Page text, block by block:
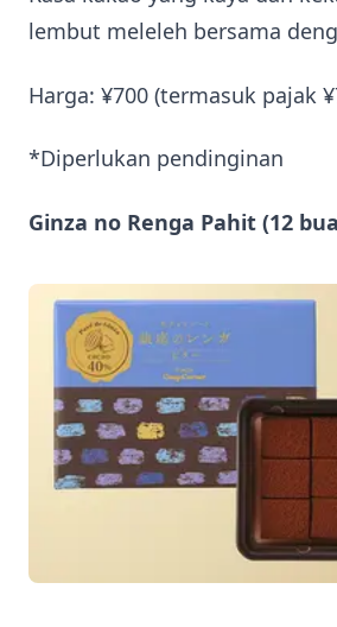
lembut meleleh bersama
Harga: ¥700 (termasuk pajak
*Diperlukan pendinginan
Ginza no Renga Pahit (12